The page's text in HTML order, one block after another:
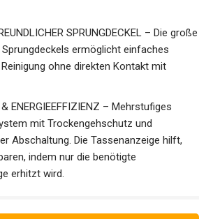
SPRUNGDECKEL – Die große
ermöglicht einfaches
ohne direkten Kontakt mit
ENERGIEEFFIZIENZ – Mehrstufiges
mit Trockengehschutz und
Abschaltung. Die Tassenanzeige hilft,
indem nur die benötigte
erhitzt wird.